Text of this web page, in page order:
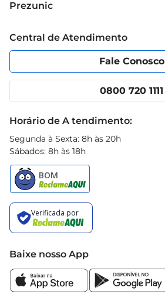
Grupo Cencosud
Política de Privacidade
Portal do fornecedor
Cencosud Media
Prezunic
Código de Ética
App Prezunic
Central de Atendimento
Fale Conosco
0800 720 1111
Horário de A tendimento:
Segunda à Sexta: 8h às 20h
Sábados: 8h às 18h
Baixe nosso App